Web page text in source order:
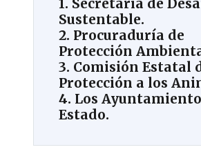
1. Secretaría de
Sustentable.
2. Procuraduría de
Protección
3. Comisión Estatal
Protección a los
4. Los
Estado.